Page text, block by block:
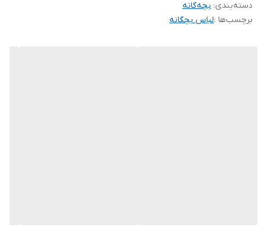
🧵جنس : مخمل
🖌 رنگ بندی : تک رنگ -
دسته‌بندی: بچه‌گانه
برچسب‌ها :لباس بچگانه